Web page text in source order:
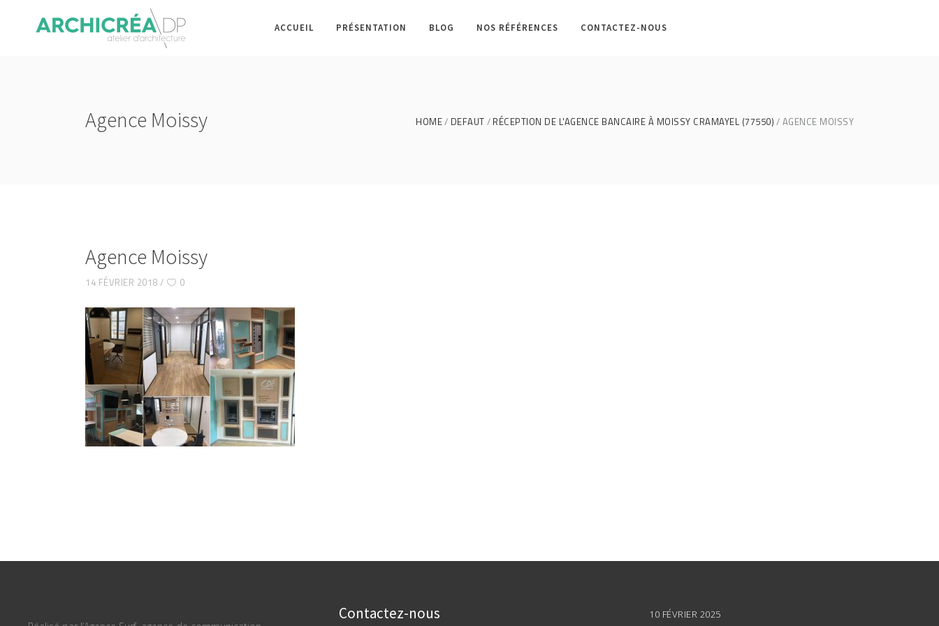
ACCUEIL PRÉSENTATION BLOG NOS RÉFÉRENCES CONTACTEZ-NOUS
Agence Moissy HOME DEFAUT RÉCEPTION DE L'AGENCE BANCAIRE À MOISSY CRAMAYEL (77550) AGENCE MOISSY
Agence Moissy
14 FÉVRIER 2018 0
Contactez-nous 10 FÉVRIER 2025